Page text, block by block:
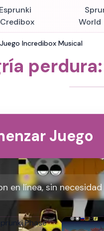
World
Incredibox Musical
Juego
en línea, sin